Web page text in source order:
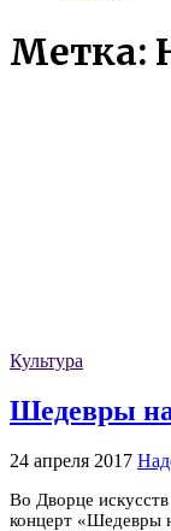
Метка:
Культура
Шедевры на
24 апреля 2017
Во Дворце
концерт «Шедевры